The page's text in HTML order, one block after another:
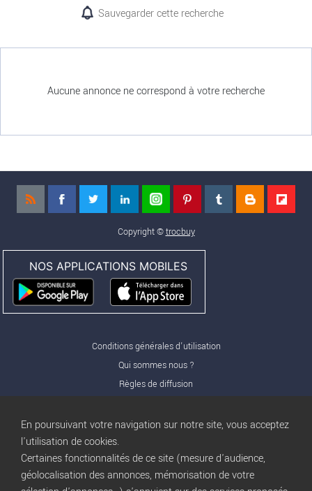
Sauvegarder cette recherche
Aucune annonce ne correspond à votre recherche
Copyright ©trocbuy
NOS APPLICATIONS MOBILES
Conditions générales d'utilisation
Qui sommes nous ?
Règles de diffusion
Nos offres Pro
Publicité
Conditions d’Utilisation
En poursuivant votre navigation sur notre site, vous acceptez
l'utilisation de cookies.
Certaines fonctionnalités de ce site (mesure d'audience,
géolocalisation des annonces, mémorisation de votre